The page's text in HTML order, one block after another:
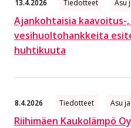
13.4.2026 Tiedotteet Asu
Ajankohtaisia kaavoitus-
vesihuoltohankkeita
huhtikuuta
8.4.2026 Tiedotteet Asu
Riihimäen Kaukolämpö